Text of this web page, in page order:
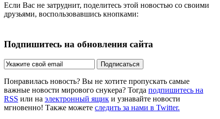
Если Вас не затруднит, поделитесь этой новостью со своими
друзьями, воспользовавшись кнопками:
Подпишитесь на обновления сайта
Подписаться
Понравилась новость? Вы не хотите пропускать самые
важные новости мирового снукера? Тогда подпишитесь на
RSS или на электронный ящик и узнавайте новости
мгновенно! Также можете следить за нами в Twitter.